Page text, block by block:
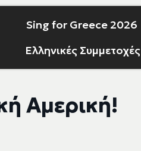
Sing for Greece 2026
Ελληνικές Συμμετοχές
Αμερική!